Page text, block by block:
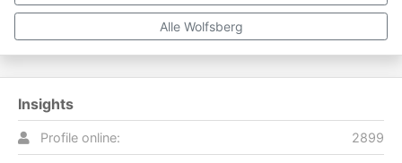
Alle Wolfsberg
Insights
Profile online: 2899